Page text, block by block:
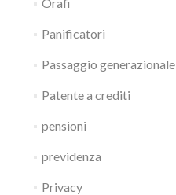
Panificatori
Passaggio generazionale
Patente a crediti
pensioni
previdenza
Privacy